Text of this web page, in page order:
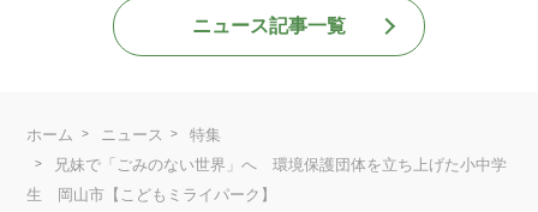
ニュース記事一覧
ホーム ニュース
特集
兄妹で「ごみのない世界」へ 環境保護団体を立ち上げた小中学
生 岡山市【こどもミライパーク】